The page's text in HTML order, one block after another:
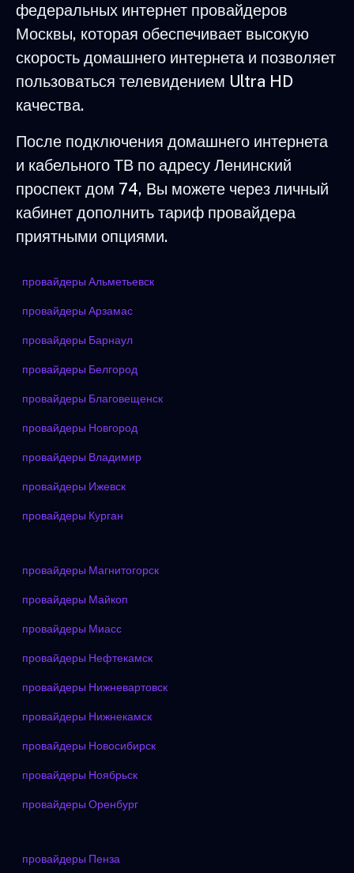
федеральных интернет провайдеров
Москвы, которая обеспечивает высокую
скорость домашнего интернета и позволяет
пользоваться телевидением Ultra HD
качества.
После подключения домашнего интернета
и кабельного ТВ по адресу Ленинский
проспект дом 74, Вы можете через личный
кабинет дополнить тариф провайдера
приятными опциями.
провайдеры Альметьевск
провайдеры Арзамас
провайдеры Барнаул
провайдеры Белгород
провайдеры Благовещенск
провайдеры Новгород
провайдеры Владимир
провайдеры Ижевск
провайдеры Курган
провайдеры Магнитогорск
провайдеры Майкоп
провайдеры Миасс
провайдеры Нефтекамск
провайдеры Нижневартовск
провайдеры Нижнекамск
провайдеры Новосибирск
провайдеры Ноябрьск
провайдеры Оренбург
провайдеры Пенза